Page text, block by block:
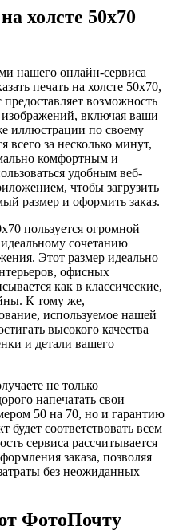
холсте 50х70
нашего онлайн-сервиса
печать на холсте 50х70,
возможность
включая ваши
иллюстрации по своему
всего за несколько минут,
комфортным и
удобным веб-
чтобы загрузить
размер и оформить заказ.
пользуется огромной
сочетанию
Этот размер идеально
офисных
как в классические,
К тому же,
используемое нашей
высокого качества
и детали вашего
не только
напечатать свои
50 на 70, но и гарантию
будет соответствовать всем
сервиса рассчитывается
заказа, позволяя
без неожиданных
ФотоПочту